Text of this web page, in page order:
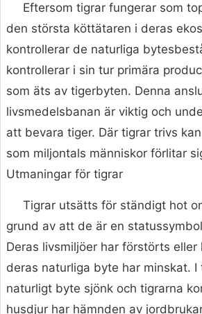
Eftersom tigrar fungerar som
den största köttätaren i deras
kontrollerar de naturliga
kontrollerar i sin tur primära
som äts av tigerbyten. Denna
livsmedelsbanan är viktig och
att bevara tiger. Där tigrar trivs
som miljontals människor förlitar
Utmaningar för tigrar
Tigrar utsätts för ständigt hot
grund av att de är en
Deras livsmiljöer har förstörts eller
deras naturliga byte har minskat.
naturligt byte sjönk och tigrarna
husdjur har hämnden av